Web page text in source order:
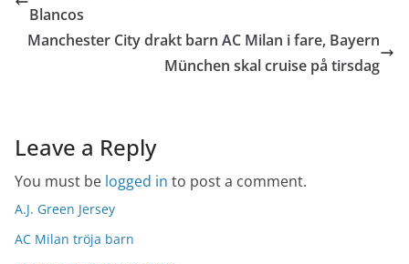
Blancos
Manchester City drakt barn AC Milan i fare, Bayern
München skal cruise på tirsdag
Leave a Reply
You must be logged in to post a comment.
A.J. Green Jersey
AC Milan tröja barn